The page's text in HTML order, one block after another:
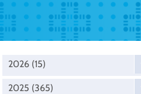
2026 (15)
2025 (365)